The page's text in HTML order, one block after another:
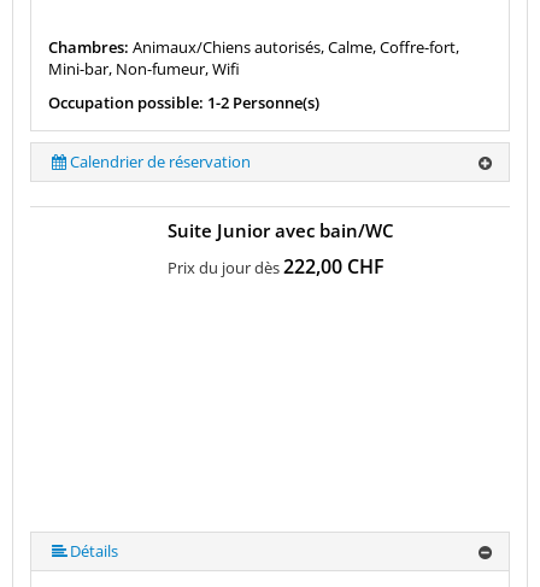
Chambres: Animaux/Chiens autorisés, Calme, Coffre-fort,
Mini-bar, Non-fumeur, Wifi
Occupation possible: 1-2 Personne(s)
Calendrier de réservation
Suite Junior avec bain/WC
Prix du jour dès222,00 CHF
Détails